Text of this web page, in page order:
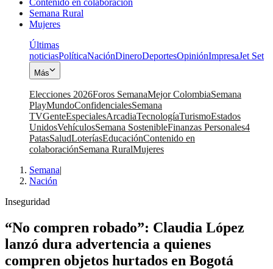
Semana Rural
Mujeres
Últimas
noticiasPolíticaNaciónDineroDeportesOpiniónImpresaJet Set
Más
Elecciones 2026Foros SemanaMejor ColombiaSemana
PlayMundoConfidencialesSemana
TVGenteEspecialesArcadiaTecnologíaTurismoEstados
UnidosVehículosSemana SostenibleFinanzas Personales4
PatasSaludLoteríasEducaciónContenido en
colaboraciónSemana RuralMujeres
Semana|
Nación
Inseguridad
“No compren robado”: Claudia López
lanzó dura advertencia a quienes
compren objetos hurtados en Bogotá